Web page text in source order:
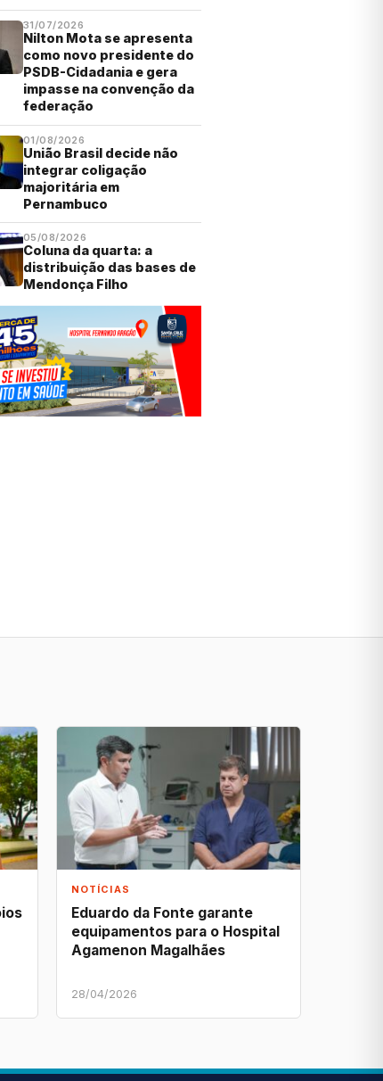
31/07/2026
Nilton Mota se apresenta
como novo presidente do
PSDB-Cidadania e gera
impasse na convenção da
federação
01/08/2026
União Brasil decide não
integrar coligação
majoritária em
Pernambuco
05/08/2026
Coluna da quarta: a
distribuição das bases de
Mendonça Filho
NOTÍCIAS
Eduardo da Fonte garante
equipamentos para o Hospital
Agamenon Magalhães
28/04/2026